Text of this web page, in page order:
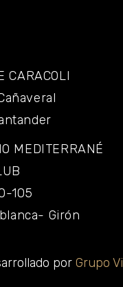
CARACOLI
MEDITERRANÉ
105
Girón
por Grupo